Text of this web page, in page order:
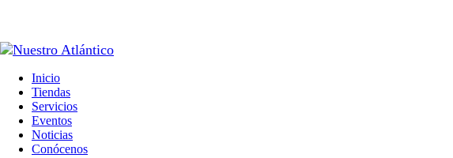
Inicio
Tiendas
Servicios
Eventos
Noticias
Conócenos